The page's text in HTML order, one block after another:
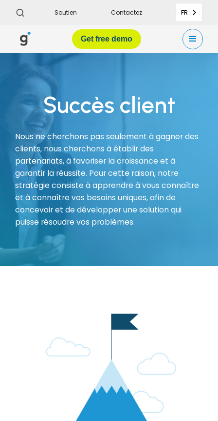
Soutien Contactez FR
Get free demo
Succès client
Nous ne cherchons pas seulement à gagner des
clients, nous cherchons à établir des
partenariats, à favoriser la croissance et à
garantir la réussite. Pour cette raison, notre
stratégie consiste à apprendre à vous connaître
et à connaître vos besoins uniques, afin de
concevoir et de développer une solution qui
puisse résoudre vos problèmes.